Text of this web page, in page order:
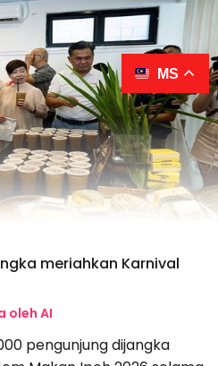
meriahkan Karnival
oleh AI
pengunjung dijangka
MS